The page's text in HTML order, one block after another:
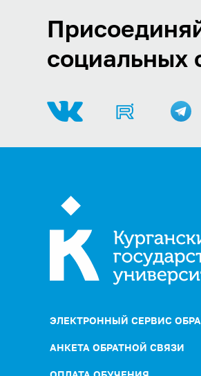
социальных
ЭЛЕКТРОННЫЙ СЕРВИС
АНКЕТА ОБРАТНОЙ СВЯЗИ